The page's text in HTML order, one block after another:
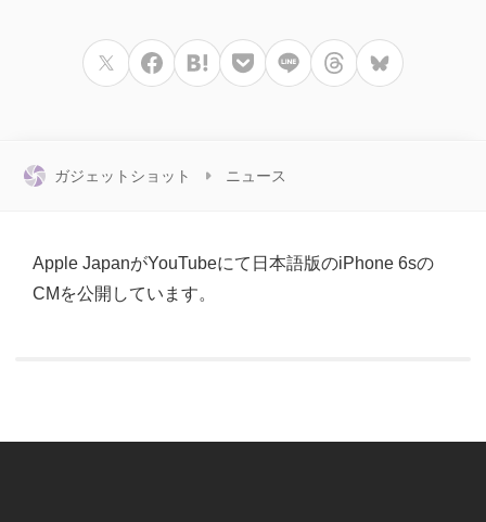
ガジェットショット ニュース
Apple JapanがYouTubeにて日本語版のiPhone 6sの
CMを公開しています。